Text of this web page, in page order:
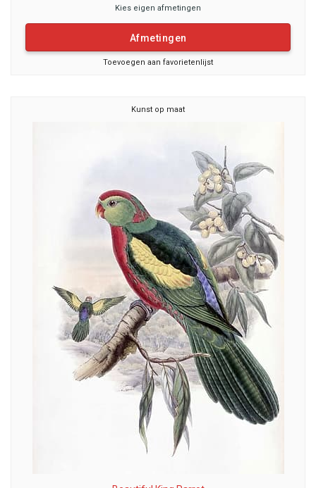
Kies eigen afmetingen
Afmetingen
Toevoegen aan favorietenlijst
Kunst op maat